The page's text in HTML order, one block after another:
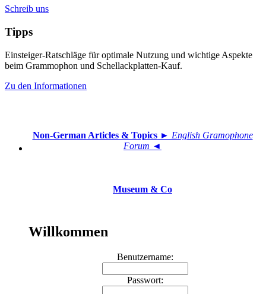
Schreib uns
Tipps
Einsteiger-Ratschläge für optimale Nutzung und wichtige Aspekte
beim Grammophon und Schellackplatten-Kauf.
Zu den Informationen
Non-German Articles & Topics► English Gramophone
Forum ◄
Museum & Co
Willkommen
Benutzername:
Passwort: